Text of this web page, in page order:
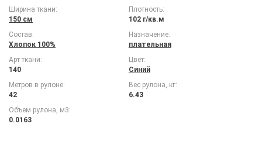
Ширина ткани:
150 см
Плотность:
102 г/кв.м
Состав:
Хлопок 100%
Назначение:
плательная
Арт ткани:
140
Цвет:
Синий
Метров в рулоне:
42
Вес рулона, кг:
6.43
Объем рулона, м3:
0.0163